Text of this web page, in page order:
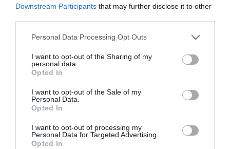
Downstream Participants that may further disclose it to other
Please note that this website/app uses one or more Google
not limited to your visit or usage behaviour. You may click to
grant or deny consent to Google and its third-party tags to
use your data for below specified purposes in below Google
consent section.
Personal Data Processing Opt Outs
I want to opt-out of the Sharing of my
personal data.
Opted In
I want to opt-out of the Sale of my
Personal Data.
Opted In
I want to opt-out of processing my
Personal Data for Targeted Advertising.
Opted In